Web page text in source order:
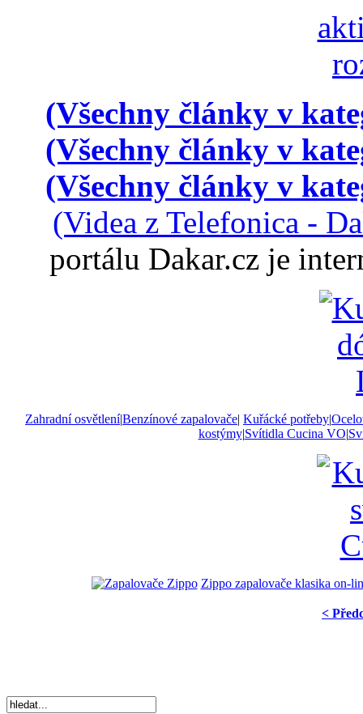
(Všechny články v
(Všechny články v
(Všechny články v
(Videa z Telefonica -
portálu Dakar.cz je
Zahradní osvětlení|Benzínové zapalovače| Kuřácké potřeby|
kostýmy|Svítidla Cucina VO|
Zippo zapalovače klasika on-
<